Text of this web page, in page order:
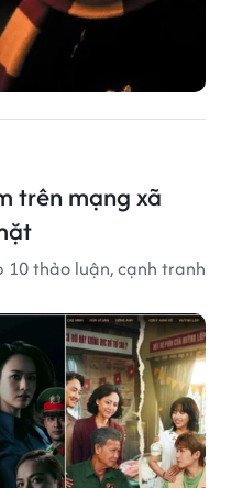
trên mạng xã
10 thảo luận, cạnh tranh